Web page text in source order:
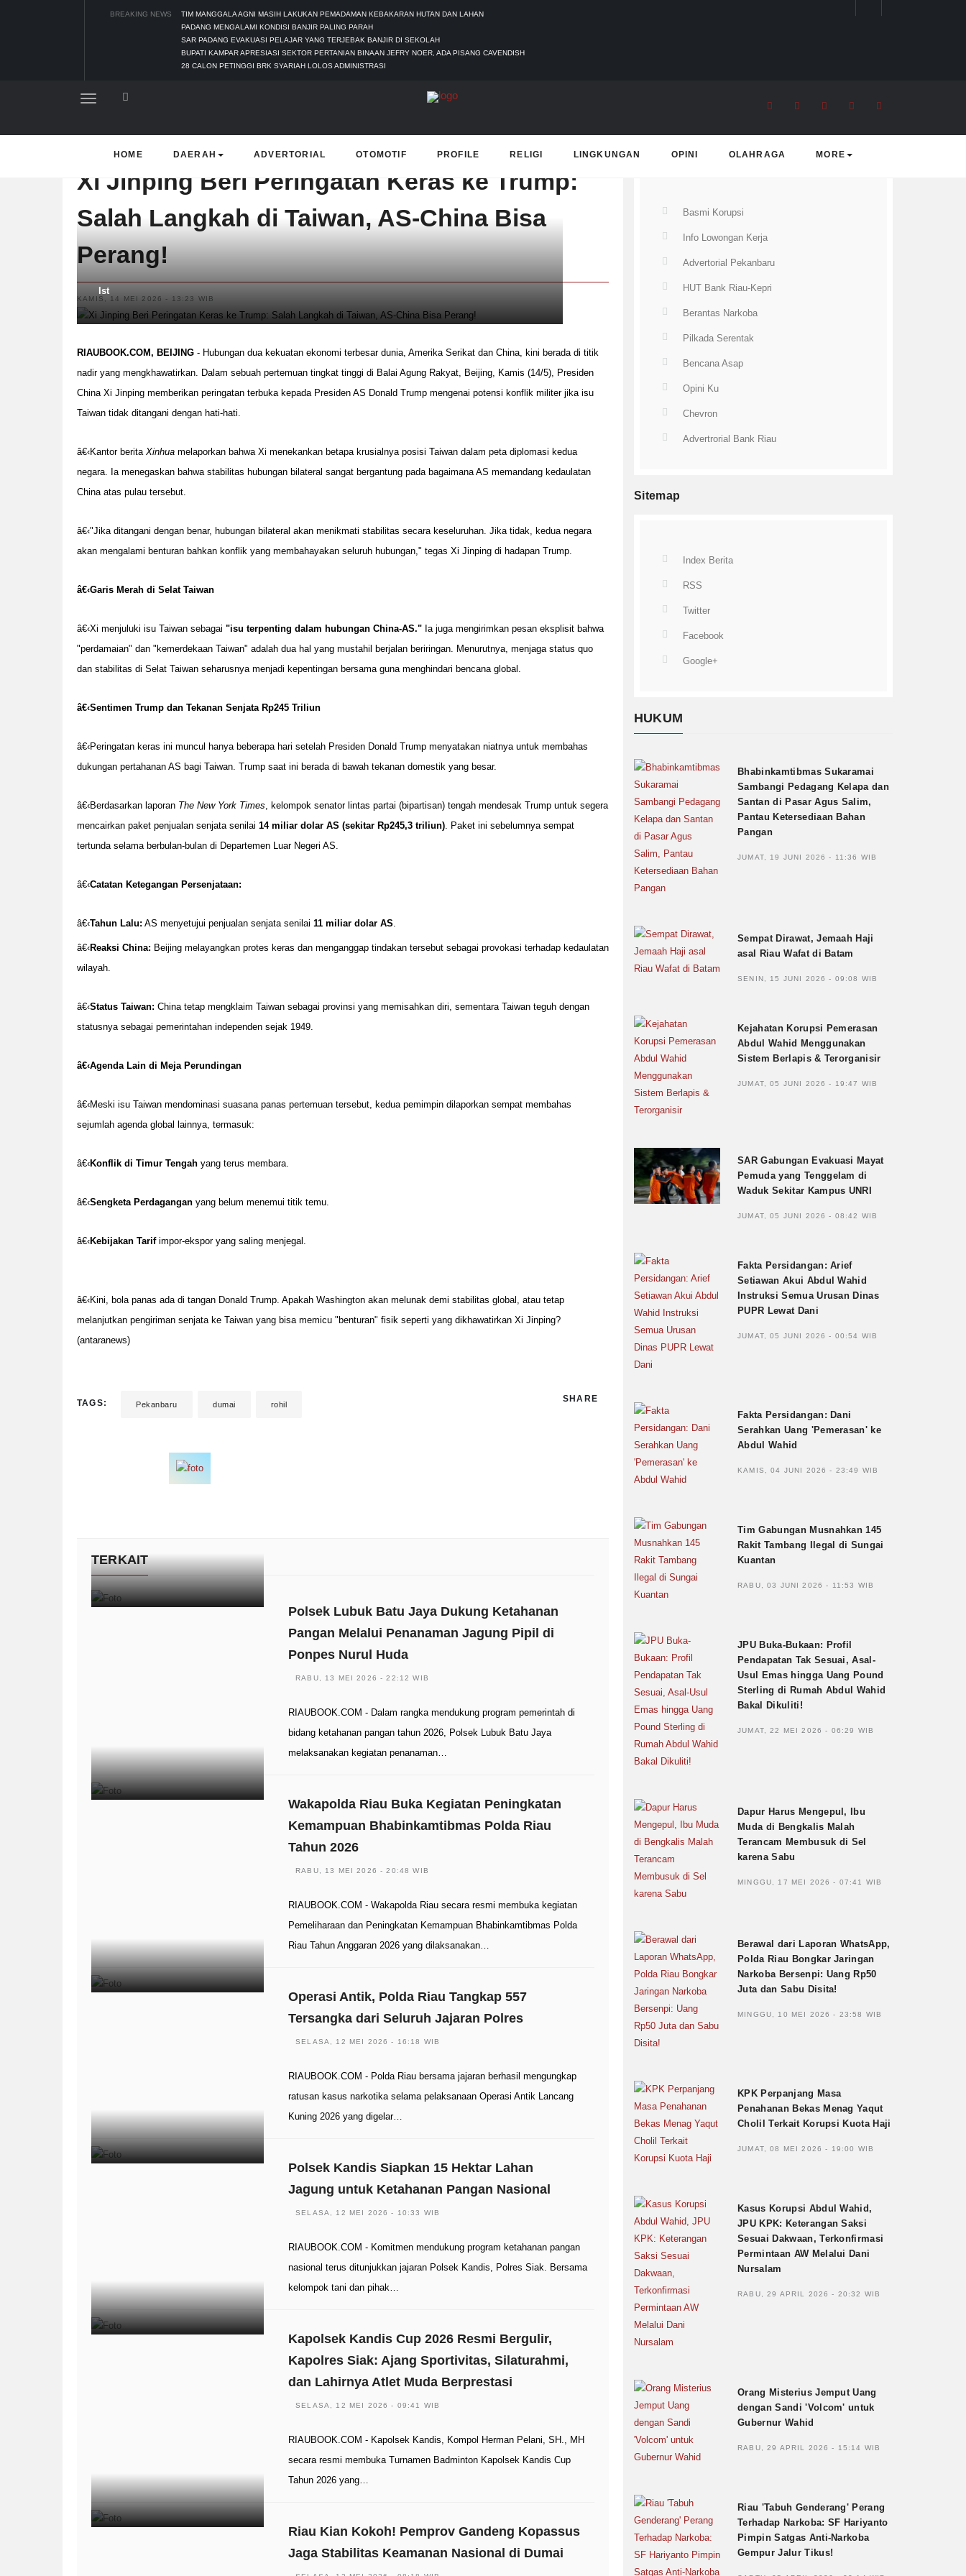
BREAKING NEWS
TIM MANGGALA AGNI MASIH LAKUKAN PEMADAMAN KEBAKARAN HUTAN DAN LAHAN
PADANG MENGALAMI KONDISI BANJIR PALING PARAH
SAR PADANG EVAKUASI PELAJAR YANG TERJEBAK BANJIR DI SEKOLAH
BUPATI KAMPAR APRESIASI SEKTOR PERTANIAN BINAAN JEFRY NOER, ADA PISANG CAVENDISH
28 CALON PETINGGI BRK SYARIAH LOLOS ADMINISTRASI
HOME DAERAH ADVERTORIAL OTOMOTIF PROFILE RELIGI LINGKUNGAN OPINI OLAHRAGA MORE
Xi Jinping Beri Peringatan Keras ke Trump:
Salah Langkah di Taiwan, AS-China Bisa
Perang!
KAMIS, 14 MEI 2026 - 13:23 WIB
Ist
RIAUBOOK.COM, BEIJING - Hubungan dua kekuatan ekonomi terbesar dunia, Amerika Serikat dan China, kini berada di titik
nadir yang mengkhawatirkan. Dalam sebuah pertemuan tingkat tinggi di Balai Agung Rakyat, Beijing, Kamis (14/5), Presiden
China Xi Jinping memberikan peringatan terbuka kepada Presiden AS Donald Trump mengenai potensi konflik militer jika isu
Taiwan tidak ditangani dengan hati-hati.
â€‹Kantor berita Xinhua melaporkan bahwa Xi menekankan betapa krusialnya posisi Taiwan dalam peta diplomasi kedua
negara. Ia menegaskan bahwa stabilitas hubungan bilateral sangat bergantung pada bagaimana AS memandang kedaulatan
China atas pulau tersebut.
â€‹"Jika ditangani dengan benar, hubungan bilateral akan menikmati stabilitas secara keseluruhan. Jika tidak, kedua negara
akan mengalami benturan bahkan konflik yang membahayakan seluruh hubungan," tegas Xi Jinping di hadapan Trump.
â€‹Garis Merah di Selat Taiwan
â€‹Xi menjuluki isu Taiwan sebagai "isu terpenting dalam hubungan China-AS." Ia juga mengirimkan pesan eksplisit bahwa
"perdamaian" dan "kemerdekaan Taiwan" adalah dua hal yang mustahil berjalan beriringan. Menurutnya, menjaga status quo
dan stabilitas di Selat Taiwan seharusnya menjadi kepentingan bersama guna menghindari bencana global.
â€‹Sentimen Trump dan Tekanan Senjata Rp245 Triliun
â€‹Peringatan keras ini muncul hanya beberapa hari setelah Presiden Donald Trump menyatakan niatnya untuk membahas
dukungan pertahanan AS bagi Taiwan. Trump saat ini berada di bawah tekanan domestik yang besar.
â€‹Berdasarkan laporan The New York Times, kelompok senator lintas partai (bipartisan) tengah mendesak Trump untuk segera
mencairkan paket penjualan senjata senilai 14 miliar dolar AS (sekitar Rp245,3 triliun). Paket ini sebelumnya sempat
tertunda selama berbulan-bulan di Departemen Luar Negeri AS.
â€‹Catatan Ketegangan Persenjataan:
â€‹Tahun Lalu: AS menyetujui penjualan senjata senilai 11 miliar dolar AS.
â€‹Reaksi China: Beijing melayangkan protes keras dan menganggap tindakan tersebut sebagai provokasi terhadap kedaulatan
wilayah.
â€‹Status Taiwan: China tetap mengklaim Taiwan sebagai provinsi yang memisahkan diri, sementara Taiwan teguh dengan
statusnya sebagai pemerintahan independen sejak 1949.
â€‹Agenda Lain di Meja Perundingan
â€‹Meski isu Taiwan mendominasi suasana panas pertemuan tersebut, kedua pemimpin dilaporkan sempat membahas
sejumlah agenda global lainnya, termasuk:
â€‹Konflik di Timur Tengah yang terus membara.
â€‹Sengketa Perdagangan yang belum menemui titik temu.
â€‹Kebijakan Tarifimpor-ekspor yang saling menjegal.
â€‹Kini, bola panas ada di tangan Donald Trump. Apakah Washington akan melunak demi stabilitas global, atau tetap
melanjutkan pengiriman senjata ke Taiwan yang bisa memicu "benturan" fisik seperti yang dikhawatirkan Xi Jinping?
(antaranews)
TAGS: Pekanbaru dumai rohil
SHARE
TERKAIT
Polsek Lubuk Batu Jaya Dukung Ketahanan
Pangan Melalui Penanaman Jagung Pipil di
Ponpes Nurul Huda
RABU, 13 MEI 2026 - 22:12 WIB
RIAUBOOK.COM - Dalam rangka mendukung program pemerintah di
bidang ketahanan pangan tahun 2026, Polsek Lubuk Batu Jaya
melaksanakan kegiatan penanaman…
Wakapolda Riau Buka Kegiatan Peningkatan
Kemampuan Bhabinkamtibmas Polda Riau
Tahun 2026
RABU, 13 MEI 2026 - 20:48 WIB
RIAUBOOK.COM - Wakapolda Riau secara resmi membuka kegiatan
Pemeliharaan dan Peningkatan Kemampuan Bhabinkamtibmas Polda
Riau Tahun Anggaran 2026 yang dilaksanakan…
Operasi Antik, Polda Riau Tangkap 557
Tersangka dari Seluruh Jajaran Polres
SELASA, 12 MEI 2026 - 16:18 WIB
RIAUBOOK.COM - Polda Riau bersama jajaran berhasil mengungkap
ratusan kasus narkotika selama pelaksanaan Operasi Antik Lancang
Kuning 2026 yang digelar…
Polsek Kandis Siapkan 15 Hektar Lahan
Jagung untuk Ketahanan Pangan Nasional
SELASA, 12 MEI 2026 - 10:33 WIB
RIAUBOOK.COM - Komitmen mendukung program ketahanan pangan
nasional terus ditunjukkan jajaran Polsek Kandis, Polres Siak. Bersama
kelompok tani dan pihak…
Kapolsek Kandis Cup 2026 Resmi Bergulir,
Kapolres Siak: Ajang Sportivitas, Silaturahmi,
dan Lahirnya Atlet Muda Berprestasi
SELASA, 12 MEI 2026 - 09:41 WIB
RIAUBOOK.COM - Kapolsek Kandis, Kompol Herman Pelani, SH., MH
secara resmi membuka Turnamen Badminton Kapolsek Kandis Cup
Tahun 2026 yang…
Riau Kian Kokoh! Pemprov Gandeng Kopassus
Jaga Stabilitas Keamanan Nasional di Dumai
Basmi Korupsi
Info Lowongan Kerja
Advertorial Pekanbaru
HUT Bank Riau-Kepri
Berantas Narkoba
Pilkada Serentak
Bencana Asap
Opini Ku
Chevron
Advertrorial Bank Riau
Sitemap
Index Berita
RSS
Twitter
Facebook
Google+
HUKUM
Bhabinkamtibmas Sukaramai
Sambangi Pedagang Kelapa dan
Santan di Pasar Agus Salim,
Pantau Ketersediaan Bahan
Pangan
JUMAT, 19 JUNI 2026 - 11:36 WIB
Sempat Dirawat, Jemaah Haji
asal Riau Wafat di Batam
SENIN, 15 JUNI 2026 - 09:08 WIB
Kejahatan Korupsi Pemerasan
Abdul Wahid Menggunakan
Sistem Berlapis & Terorganisir
JUMAT, 05 JUNI 2026 - 19:47 WIB
SAR Gabungan Evakuasi Mayat
Pemuda yang Tenggelam di
Waduk Sekitar Kampus UNRI
JUMAT, 05 JUNI 2026 - 08:42 WIB
Fakta Persidangan: Arief
Setiawan Akui Abdul Wahid
Instruksi Semua Urusan Dinas
PUPR Lewat Dani
JUMAT, 05 JUNI 2026 - 00:54 WIB
Fakta Persidangan: Dani
Serahkan Uang 'Pemerasan' ke
Abdul Wahid
KAMIS, 04 JUNI 2026 - 23:49 WIB
Tim Gabungan Musnahkan 145
Rakit Tambang Ilegal di Sungai
Kuantan
RABU, 03 JUNI 2026 - 11:53 WIB
JPU Buka-Bukaan: Profil
Pendapatan Tak Sesuai, Asal-
Usul Emas hingga Uang Pound
Sterling di Rumah Abdul Wahid
Bakal Dikuliti!
JUMAT, 22 MEI 2026 - 06:29 WIB
Dapur Harus Mengepul, Ibu
Muda di Bengkalis Malah
Terancam Membusuk di Sel
karena Sabu
MINGGU, 17 MEI 2026 - 07:41 WIB
Berawal dari Laporan WhatsApp,
Polda Riau Bongkar Jaringan
Narkoba Bersenpi: Uang Rp50
Juta dan Sabu Disita!
MINGGU, 10 MEI 2026 - 23:58 WIB
KPK Perpanjang Masa
Penahanan Bekas Menag Yaqut
Cholil Terkait Korupsi Kuota Haji
JUMAT, 08 MEI 2026 - 19:00 WIB
Kasus Korupsi Abdul Wahid,
JPU KPK: Keterangan Saksi
Sesuai Dakwaan, Terkonfirmasi
Permintaan AW Melalui Dani
Nursalam
RABU, 29 APRIL 2026 - 20:32 WIB
Orang Misterius Jemput Uang
dengan Sandi 'Volcom' untuk
Gubernur Wahid
RABU, 29 APRIL 2026 - 15:14 WIB
Riau 'Tabuh Genderang' Perang
Terhadap Narkoba: SF Hariyanto
Pimpin Satgas Anti-Narkoba
Gempur Jalur Tikus!